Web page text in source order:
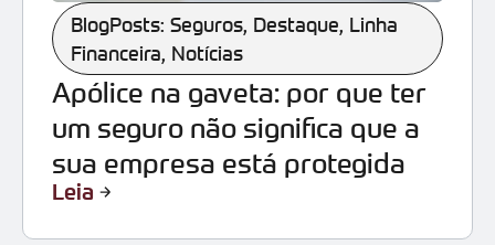
BlogPosts: Seguros, Destaque, Linha
Financeira, Notícias
Apólice na gaveta: por que ter
um seguro não significa que a
sua empresa está protegida
Leia